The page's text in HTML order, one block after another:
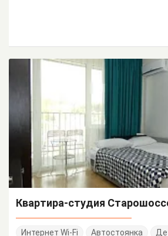
Квартира-студия
Интернет Wi-Fi Автостоянка